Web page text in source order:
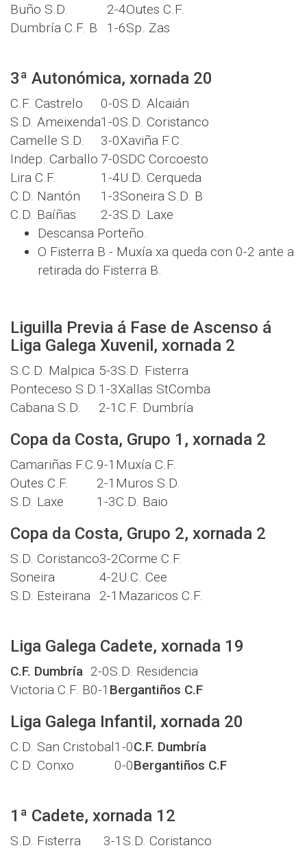
Buño S.D.
2-4Outes C.F.
Dumbría C.F. B
1-6Sp. Zas
3ª Autonómica, xornada 20
C.F. Castrelo 0-0S.D. Alcaián
S.D. Ameixenda1-0S.D. Coristanco
Camelle S.D.
3-0Xaviña F.C.
Indep. Carballo 7-0SDC Corcoesto
Lira C.F.
1-4U.D. Cerqueda
C.D. Nantón
1-3Soneira S.D. B
C.D. Baíñas
2-3S.D. Laxe
Descansa Porteño.
O Fisterra B - Muxía xa queda con 0-2 ante a
retirada do Fisterra B.
Liguilla Previa á Fase de Ascenso á
Liga Galega Xuvenil, xornada 2
S.C.D. Malpica 5-3S.D. Fisterra
Ponteceso S.D.1-3Xallas StComba
Cabana S.D.
2-1 C.F. Dumbría
Copa da Costa, Grupo 1, xornada 2
Camariñas F.C.9-1 Muxía C.F.
Outes C.F.
2-1 Muros S.D.
S.D. Laxe
1-3C.D. Baio
Copa da Costa, Grupo 2, xornada 2
S.D. Coristanco3-2Corme C.F.
Soneira
4-2U.C. Cee
S.D. Esteirana
2-1 Mazaricos C.F.
Liga Galega Cadete, xornada 19
C.F. Dumbría 2-0S.D. Residencia
Victoria C.F. B0-1 Bergantiños C.F
Liga Galega Infantil, xornada 20
C.D. San Cristobal1-0C.F. Dumbría
C.D. Conxo
0-0Bergantiños C.F
1ª Cadete, xornada 12
S.D. Fisterra 3-1 S.D. Coristanco